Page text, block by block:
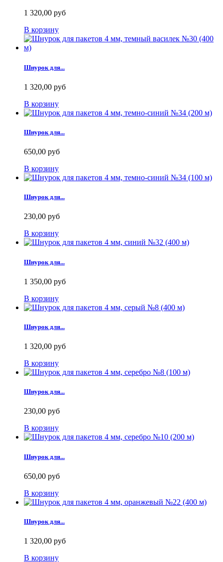
1 320,00 руб
В корзину
Шнурок для...
1 320,00 руб
В корзину
Шнурок для...
650,00 руб
В корзину
Шнурок для...
230,00 руб
В корзину
Шнурок для...
1 350,00 руб
В корзину
Шнурок для...
1 320,00 руб
В корзину
Шнурок для...
230,00 руб
В корзину
Шнурок для...
650,00 руб
В корзину
Шнурок для...
1 320,00 руб
В корзину